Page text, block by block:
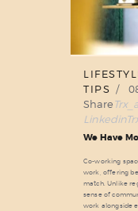
TIPS
Share
Linkedin
We Have
Co-working
work, offering
match. Unlike
sense of
work alongside